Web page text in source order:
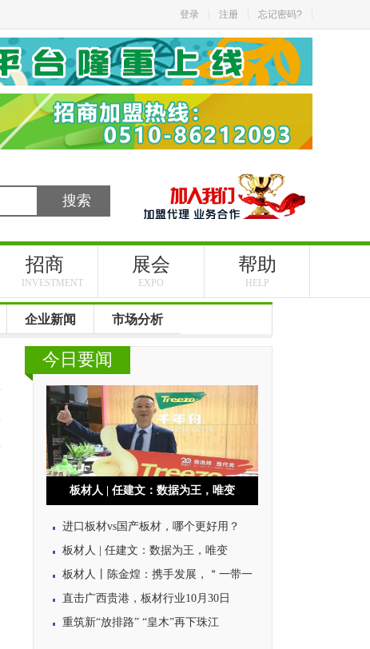
登录 注册 忘记密码?
招商
INVESTMENT
展会
EXPO
帮助
HELP
企业新闻 市场分析
今日要闻
板材人 | 任建文：数据为王，唯变
进口板材vs国产板材，哪个更好用？
板材人 | 任建文：数据为王，唯变
板材人丨陈金煌：携手发展，＂一带一
直击广西贵港，板材行业10月30日
重筑新“放排路” “皇木”再下珠江